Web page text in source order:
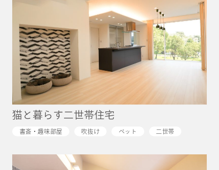
猫と暮らす二世帯住宅
書斎・趣味部屋 吹抜け ペット 二世帯